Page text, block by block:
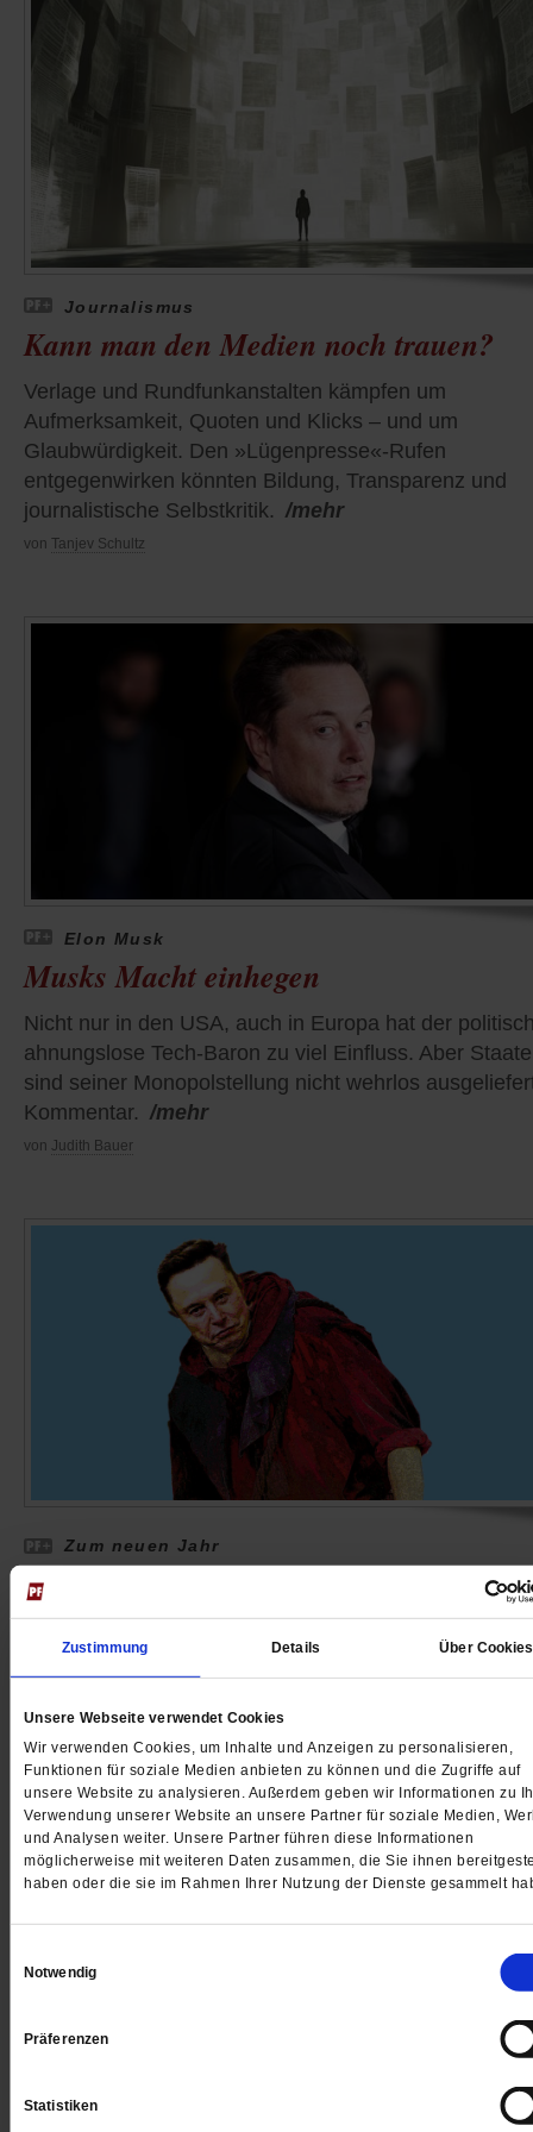
Zustimmung Details Über Cookies
Unsere Webseite verwendet Cookies
Wir verwenden Cookies, um Inhalte und Anzeigen zu personalisieren,
Funktionen für soziale Medien anbieten zu können und die Zugriffe auf
unsere Website zu analysieren. Außerdem geben wir Informationen zu
Verwendung unserer Website an unsere Partner für soziale Medien,
und Analysen weiter. Unsere Partner führen diese Informationen
möglicherweise mit weiteren Daten zusammen, die Sie ihnen
haben oder die sie im Rahmen Ihrer Nutzung der Dienste gesammelt
Notwendig
Präferenzen
Statistiken
Journalismus
Kann man den Medien noch trauen?
Verlage und Rundfunkanstalten kämpfen um
Aufmerksamkeit, Quoten und Klicks – und um
Glaubwürdigkeit. Den »Lügenpresse«-Rufen
entgegenwirken könnten Bildung, Transparenz und
journalistische Selbstkritik. /mehr
von Tanjev Schultz
Elon Musk
Musks Macht einhegen
Nicht nur in den USA, auch in Europa hat der
ahnungslose Tech-Baron zu viel Einfluss. Aber
sind seiner Monopolstellung nicht wehrlos
Kommentar. /mehr
von Judith Bauer
Zum neuen Jahr
Sehr geehrte Jury der Berlinale,
Kuriositäten. Wir haben alte Filmklassiker unter
Eine satirische Bewerbung.